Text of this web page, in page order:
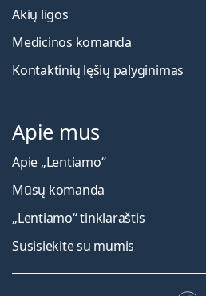
Akių ligos
Medicinos komanda
Kontaktinių lęšių palyginimas
Apie mus
Apie „Lentiamo“
Mūsų komanda
„Lentiamo“ tinklaraštis
Susisiekite su mumis